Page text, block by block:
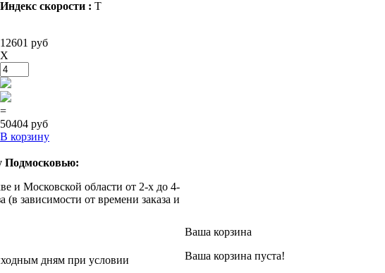
Индекс скорости : T
12601 руб
X
=
50404 руб
В корзину
Подмосковью:
и Московской области от 2-х до 4-
(в зависимости от времени заказа и
дням при условии
Ваша корзина
Ваша корзина пуста!